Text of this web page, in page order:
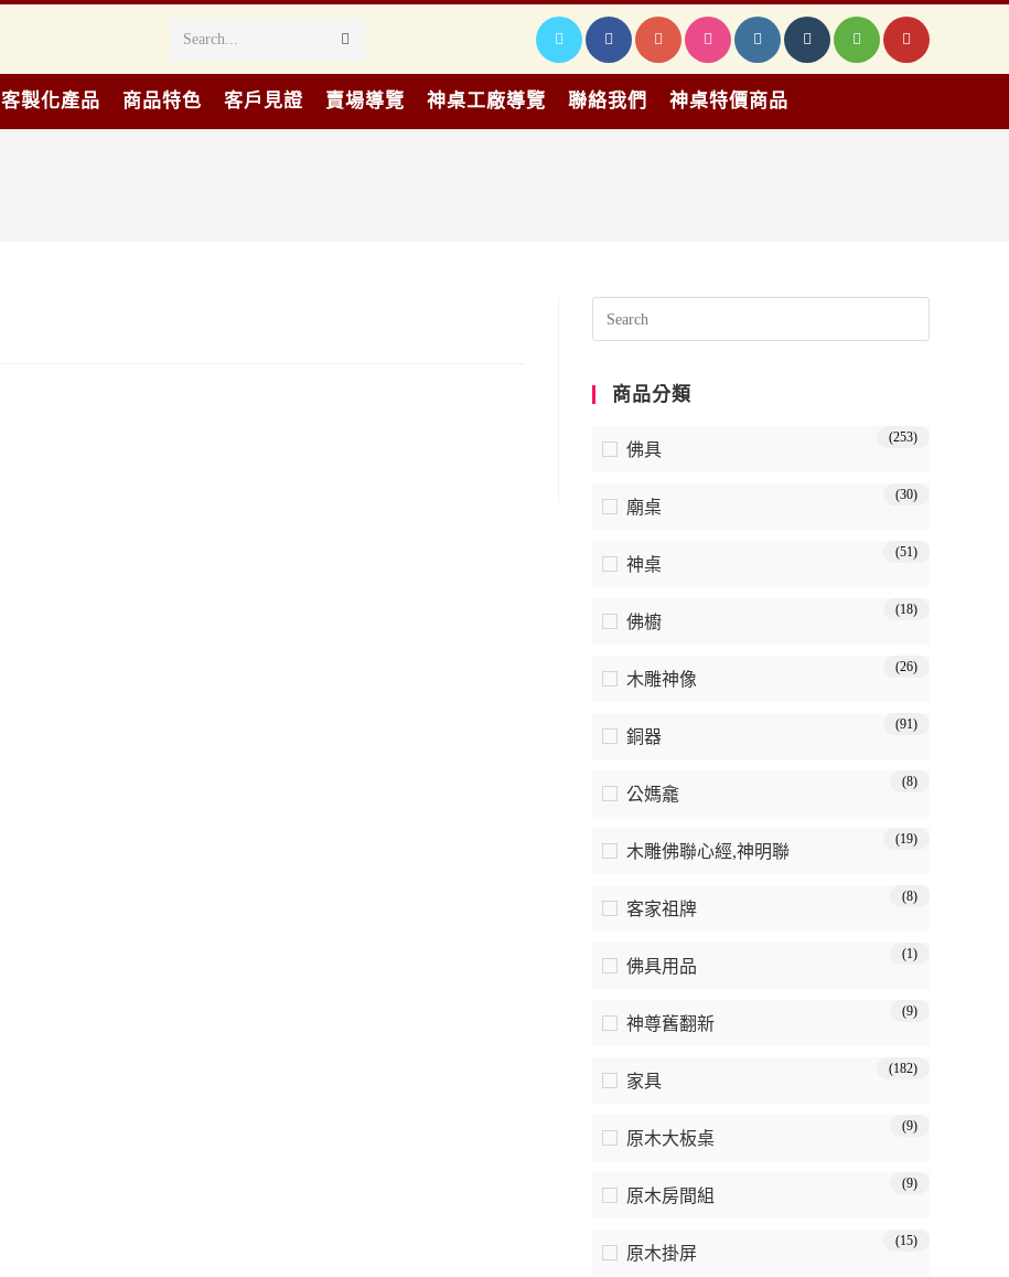
Search...
客製化產品 商品特色 客戶見證 賣場導覽 神桌工廠導覽 聯絡我們 神桌特價商品
商品分類
佛具
(253)
廟桌
(30)
神桌
(51)
佛櫥
(18)
木雕神像
(26)
銅器
(91)
公媽龕
(8)
木雕佛聯心經,神明聯
(19)
客家祖牌
(8)
佛具用品
(1)
神尊舊翻新
(9)
家具
(182)
原木大板桌
(9)
原木房間組
(9)
原木掛屏
(15)